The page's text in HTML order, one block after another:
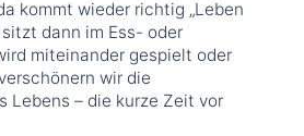
kommt wieder richtig „Leben
sitzt dann im Ess- oder
miteinander gespielt oder
wir die
Lebens – die kurze Zeit vor